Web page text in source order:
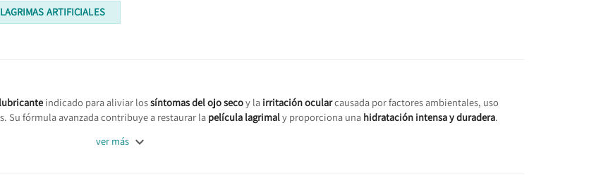
LAGRIMAS ARTIFICIALES
indicado para aliviar lossíntomas del ojo secoy la irritación ocularcausada por factores ambientales, uso
fórmula avanzada contribuye a restaurar la película lagrimaly proporciona una hidratación intensa y duradera.
ver más 